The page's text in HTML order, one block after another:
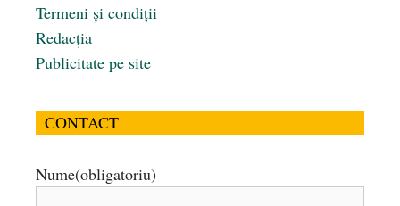
Termeni și condiții
Redacția
Publicitate pe site
CONTACT
Nume(obligatoriu)